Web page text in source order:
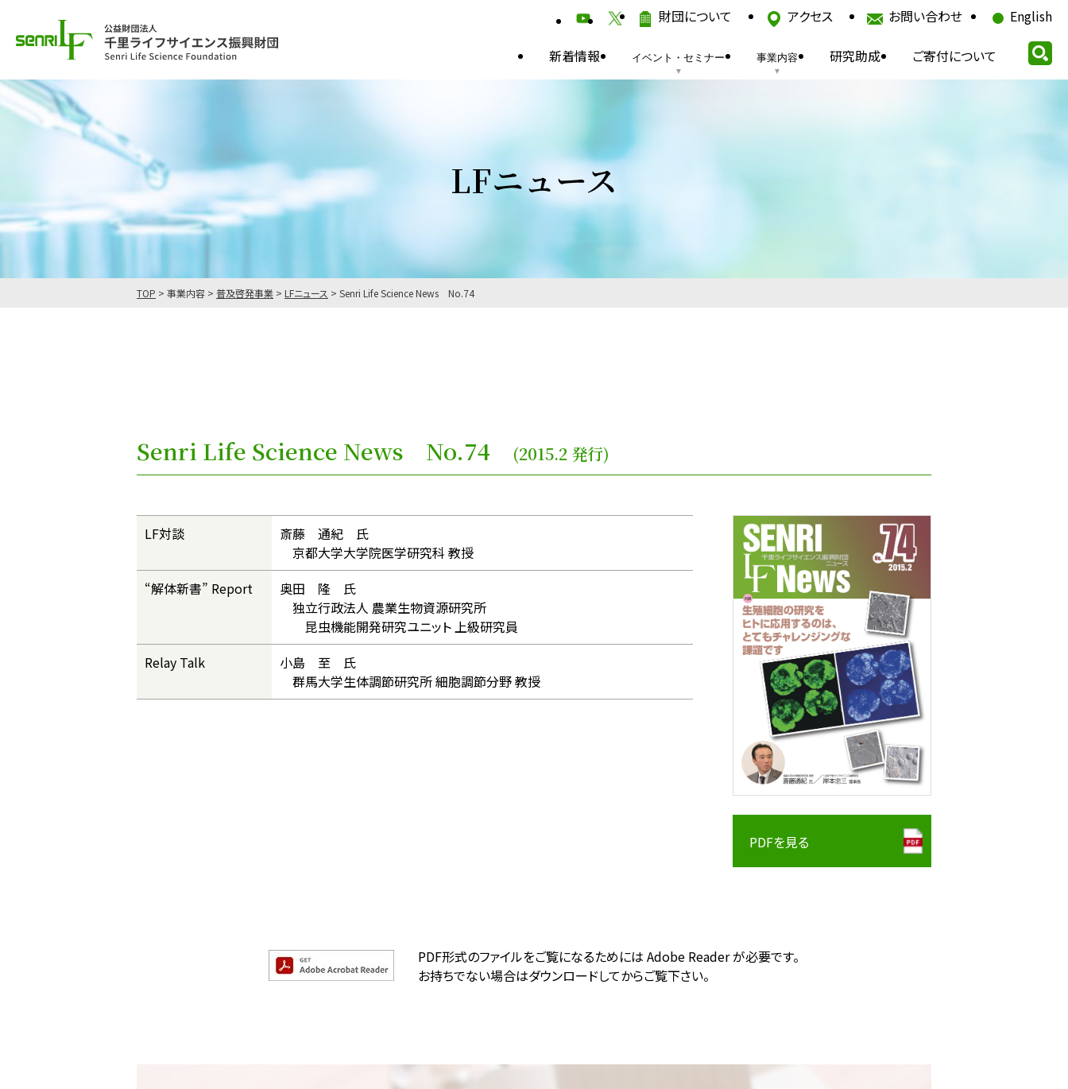
財団について アクセス お問い合わせ English
新着情報 イベント・セミナー 事業内容 研究助成 ご寄付について
LFニュース
TOP > 事業内容 > 普及啓発事業 > LFニュース > Senri Life Science News No.74
Senri Life Science News No.74 (2015.2 発行)
LF対談
斎藤 通紀 氏
京都大学大学院医学研究科 教授
“解体新書” Report
奥田 隆 氏
独立行政法人 農業生物資源研究所
昆虫機能開発研究ユニット 上級研究員
Relay Talk
小島 至 氏
群馬大学生体調節研究所 細胞調節分野 教授
PDFを見る
PDF形式のファイルをご覧になるためには Adobe Reader が必要です。
お持ちでない場合はダウンロードしてからご覧下さい。